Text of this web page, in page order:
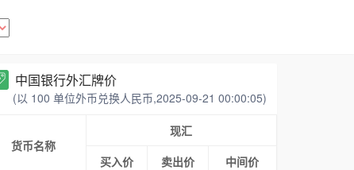
中国银行外汇牌价
(以 100 单位外币兑换人民币,2025-09-21 00:00:05)
货币名称
现汇
买入价
卖出价
中间价